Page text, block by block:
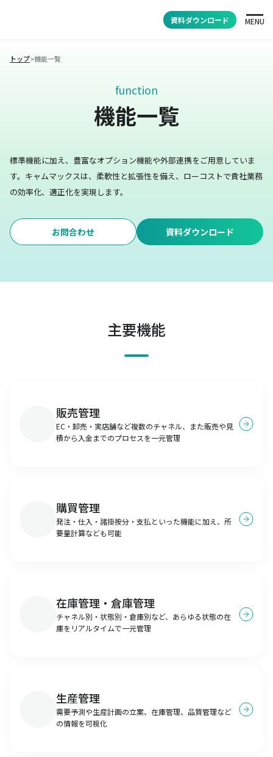
資料ダウンロード MENU
トップ>機能一覧
function
機能一覧
標準機能に加え、豊富なオプション機能や外部連携をご用意していま
す。 キャムマックスは、柔軟性と拡張性を備え、ローコストで貴社業務
の効率化、適正化を実現します。
お問合わせ 資料ダウンロード
主要機能
販売管理
EC・卸売・実店舗など複数のチャネル、また販売や見
積から入金までのプロセスを一元管理
購買管理
発注・仕入・諸掛按分・支払といった機能に加え、所
要量計算なども可能
在庫管理・倉庫管理
チャネル別・状態別・倉庫別など、あらゆる状態の在
庫をリアルタイムで一元管理
生産管理
需要予測や生産計画の立案、在庫管理、品質管理など
の情報を可視化